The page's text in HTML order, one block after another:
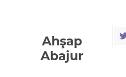
Ahşap
Abajur